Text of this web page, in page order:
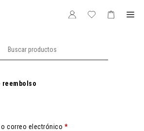
reembolso
o correo electrónico *Obligatorio